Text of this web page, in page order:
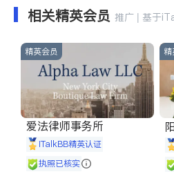
相关精英会员 推广 | 基于
精英会员
爱法律师事务所
iTalkBB精英认证
执照已核实
精